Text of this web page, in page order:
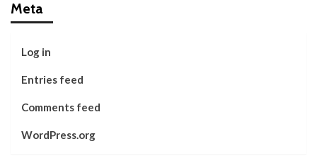
Meta
Log in
Entries feed
Comments feed
WordPress.org